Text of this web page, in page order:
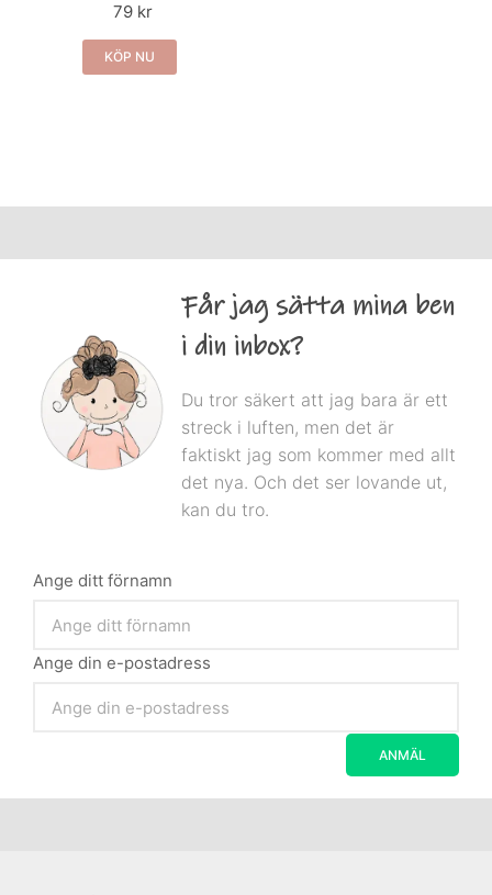
79 kr
KÖP NU
Får jag sätta mina ben
i din inbox?
Du tror säkert att jag bara är ett
streck i luften, men det är
faktiskt jag som kommer med allt
det nya. Och det ser lovande ut,
kan du tro.
Ange ditt förnamn
Ange din e-postadress